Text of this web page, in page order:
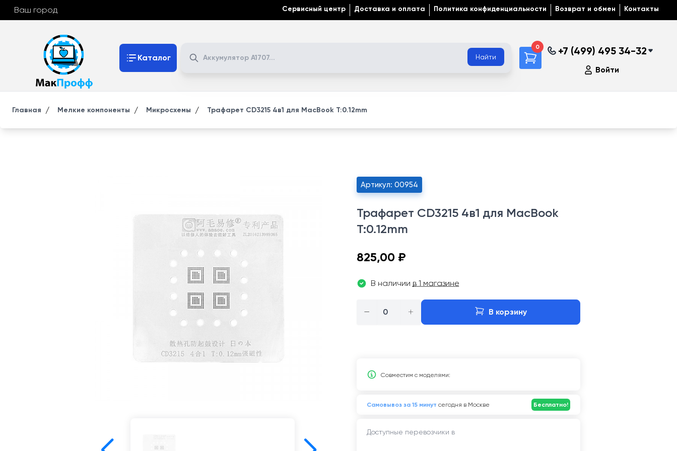
Ваш город Сервисный центр Доставка и оплата Политика конфиденциальности Возврат и обмен Контакты
Каталог
Найти
0 +7 (499) 495 34-32
Войти
Главная / Мелкие компоненты / Микросхемы / Трафарет CD3215 4в1 для MacBook T:0.12mm
Артикул: 00954
Трафарет CD3215 4в1 для MacBook
T:0.12mm
825,00 ₽
В наличии в 1 магазине
− + В корзину
Совместим c моделями:
Самовывоз за 15 минут сегодня в Москве Бесплатно!
Доступные перевозчики в